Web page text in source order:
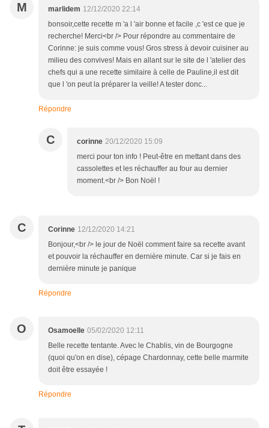
M marlidem 12/12/2020 22:14
bonsoir,cette recette m 'a l 'air bonne et facile ,c 'est ce que je
recherche! Merci<br /> Pour répondre au commentaire de
Corinne: je suis comme vous! Gros stress à devoir cuisiner au
milieu des convives! Mais en allant sur le site de l 'atelier des
chefs qui a une recette similaire à celle de Pauline,il est dit
que l 'on peut la préparer la veille! A tester donc...
Répondre
C corinne 20/12/2020 15:09
merci pour ton info ! Peut-être en mettant dans des
cassolettes et les réchauffer au four au dernier
moment.<br /> Bon Noël !
C Corinne 12/12/2020 14:21
Bonjour,<br /> le jour de Noël comment faire sa recette avant
et pouvoir la réchauffer en dernière minute. Car si je fais en
dernière minute je panique
Répondre
O Osamoelle 05/02/2020 12:11
Belle recette tentante. Avec le Chablis, vin de Bourgogne
(quoi qu'on en dise), cépage Chardonnay, cette belle marmite
doit être essayée !
Répondre